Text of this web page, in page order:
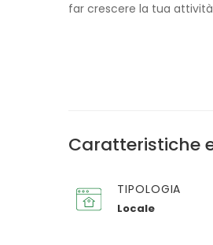
far crescere la tua
Caratteristiche
TIPOLOGIA
Locale